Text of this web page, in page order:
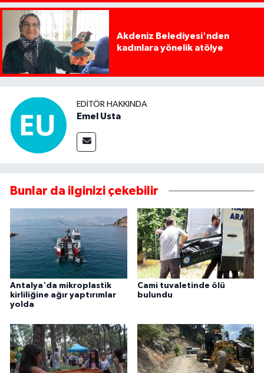
Akdeniz Belediyesi'nden
kadınlara yönelik atölye
EDITÖR HAKKINDA
Emel Usta
Bunlar da ilginizi çekebilir
Antalya'da mikroplastik
kirliliğine ağır yaptırımlar
yolda
Cami tuvaletinde ölü
bulundu